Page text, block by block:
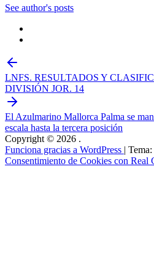
See author's posts
LNFS. RESULTADOS Y
DIVISIÓN JOR. 14
El Azulmarino Mallorca Palma se
escala hasta la tercera posición
Copyright © 2026 .
Funciona gracias a WordPress |
Consentimiento de Cookies con Real